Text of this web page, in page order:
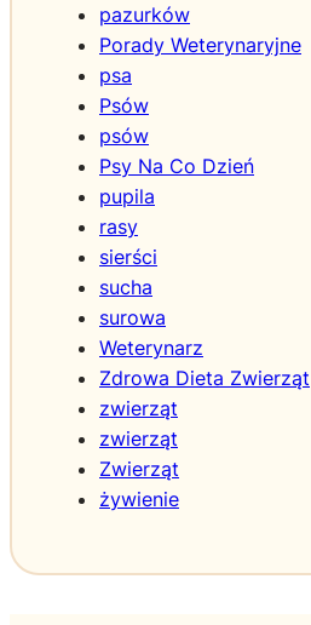
g
d
pazurków
Porady Weterynaryjne
psa
Psów
psów
Psy Na Co Dzień
pupila
rasy
sierści
sucha
surowa
Weterynarz
Zdrowa Dieta Zwierząt
zwierząt
zwierząt
Zwierząt
żywienie